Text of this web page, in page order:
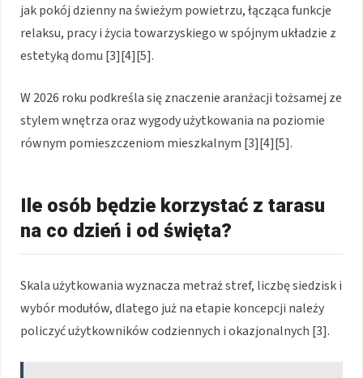
jak pokój dzienny na świeżym powietrzu, łącząca funkcje
relaksu, pracy i życia towarzyskiego w spójnym układzie z
estetyką domu [3][4][5].
W 2026 roku podkreśla się znaczenie aranżacji tożsamej ze
stylem wnętrza oraz wygody użytkowania na poziomie
równym pomieszczeniom mieszkalnym [3][4][5].
Ile osób będzie korzystać z tarasu
na co dzień i od święta?
Skala użytkowania wyznacza metraż stref, liczbę siedzisk i
wybór modułów, dlatego już na etapie koncepcji należy
policzyć użytkowników codziennych i okazjonalnych [3].